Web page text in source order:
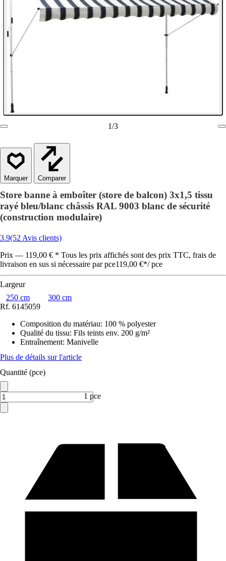
1/3
Comparer
Store banne à emboîter (store de balcon) 3x1,5 tissu
rayé bleu/blanc châssis RAL 9003 blanc de sécurité
(construction modulaire)
3.9(52 Avis clients)
Prix — 119,00 € * Tous les prix affichés sont des prix TTC, frais de
livraison en sus si nécessaire par pce119,00 €*/ pce
Largeur
250 cm
300 cm
Rf. 6145059
Composition du matériau: 100 % polyester
Qualité du tissu: Fils teints env. 200 g/m²
Entraînement: Manivelle
Plus de détails sur l'article
Quantité (pce)
1 pce